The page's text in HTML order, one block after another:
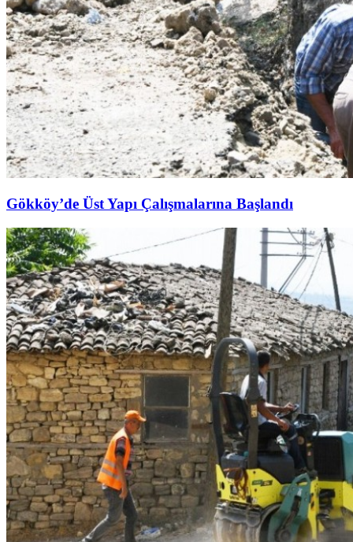
Gökköy’de Üst Yapı Çalışmalarına Başlandı